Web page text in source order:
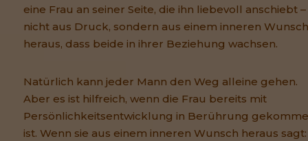
eine Frau an seiner Seite, die ihn liebevoll anschiebt –
nicht aus Druck, sondern aus einem inneren Wunsch
heraus, dass beide in ihrer Beziehung wachsen.
Natürlich kann jeder Mann den Weg alleine gehen.
Aber es ist hilfreich, wenn die Frau bereits mit
Persönlichkeitsentwicklung in Berührung
ist. Wenn sie aus einem inneren Wunsch heraus sagt: